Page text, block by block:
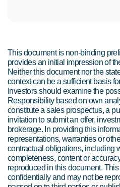
This document is non-binding
provides an initial impression of
Neither this document nor the
context can be a sufficient basis
Investors should examine the
Responsibility based on own
constitute a sales prospectus, a
invitation to submit an offer,
brokerage. In providing this
representations, warranties or
contractual obligations, including
completeness, content or
reproduced in this document.
confidentially and may not be